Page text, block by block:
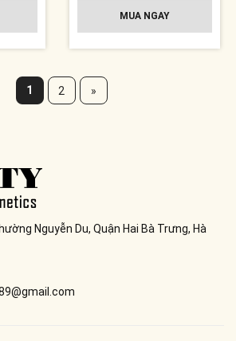
MUA NGAY
1 2 »
Nguyễn Du, Quận Hai Bà Trưng, Hà